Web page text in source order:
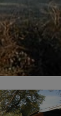
Es
Arten
Es
Sie können